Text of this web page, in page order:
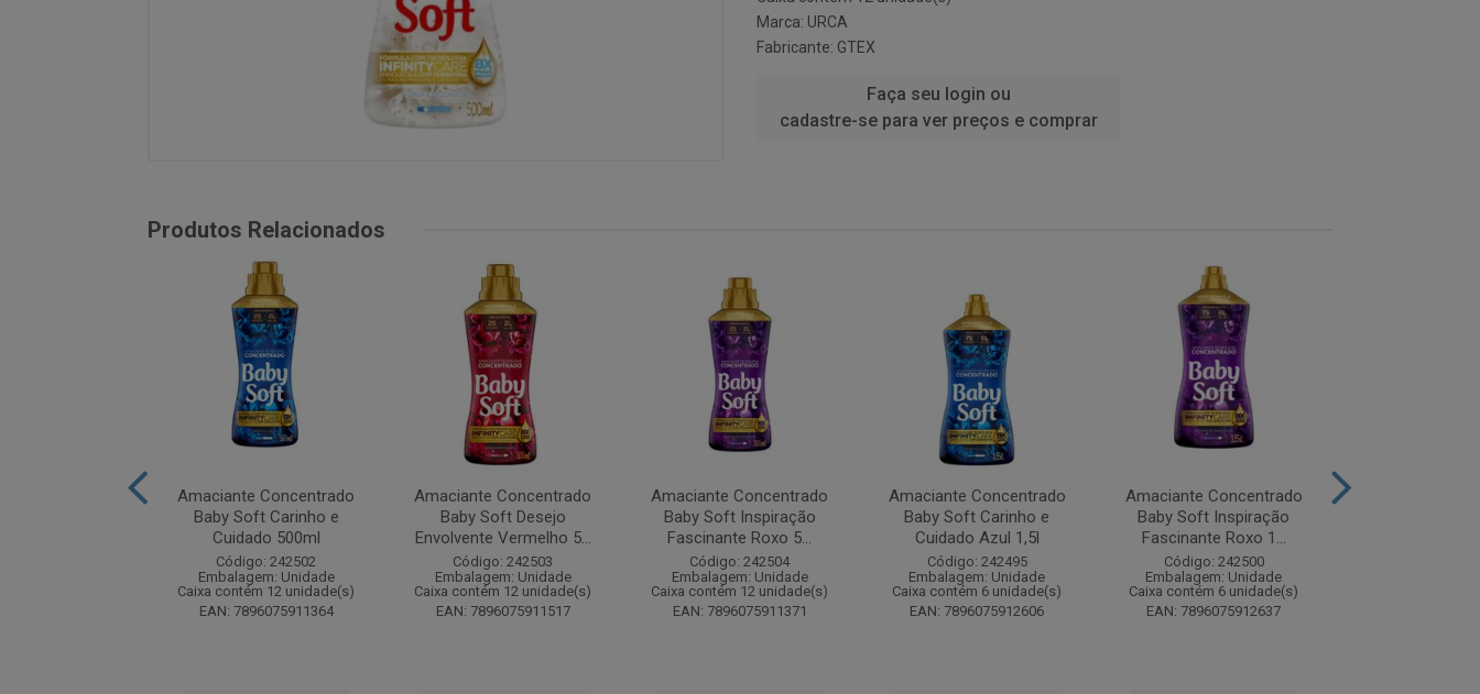
Marca: URCA
Fabricante: GTEX
Faça seu login ou
cadastre-se para ver preços e comprar
Produtos Relacionados
Amaciante Concentrado
Baby Soft Carinho e
Cuidado 500ml
Código: 242502
Embalagem: Unidade
Caixa contém 12 unidade(s)
EAN: 7896075911364
Amaciante Concentrado
Baby Soft Desejo
Envolvente Vermelho 5...
Código: 242503
Embalagem: Unidade
Caixa contém 12 unidade(s)
EAN: 7896075911517
Amaciante Concentrado
Baby Soft Inspiração
Fascinante Roxo 5...
Código: 242504
Embalagem: Unidade
Caixa contém 12 unidade(s)
EAN: 7896075911371
Amaciante Concentrado
Baby Soft Carinho e
Cuidado Azul 1,5l
Código: 242495
Embalagem: Unidade
Caixa contém 6 unidade(s)
EAN: 7896075912606
Amaciante Concentrado
Baby Soft Inspiração
Fascinante Roxo 1...
Código: 242500
Embalagem: Unidade
Caixa contém 6 unidade(s)
EAN: 7896075912637